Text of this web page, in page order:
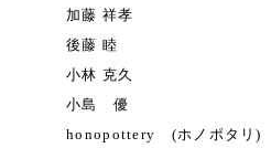
加藤 祥孝
後藤 睦
小林 克久
小島 優
honopottery (ホノポタリ)